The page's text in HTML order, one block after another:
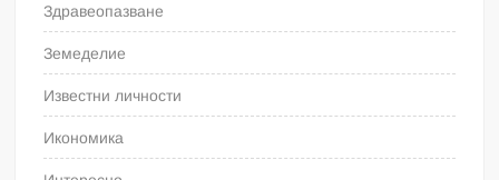
Здравеопазване
Земеделие
Известни личности
Икономика